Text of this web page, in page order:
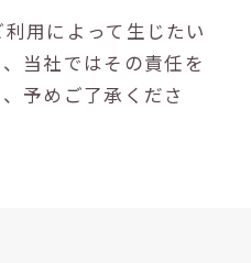
用によって生じたい
当社ではその責任を
予めご了承くださ